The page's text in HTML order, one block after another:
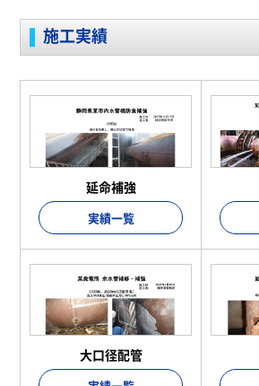
施工実績
延命補強
実績一覧
大口径配管